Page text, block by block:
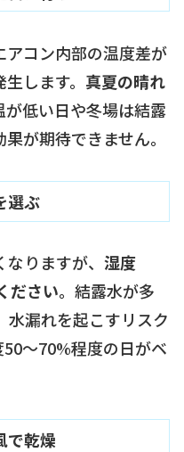
コン内部の温度差が
します。 真夏の晴れ
が低い日や冬場は結露
が期待できません。
選ぶ
りますが、 湿度
ださい。結露水が多
水漏れを起こすリスク
〜70%程度の日がベ
で乾燥